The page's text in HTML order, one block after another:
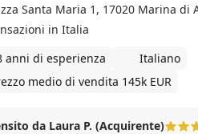
Santa Maria 1, 17020 Marina di
in Italia
anni di esperienza
Italiano
medio di vendita 145k EUR
da Laura P. (Acquirente)